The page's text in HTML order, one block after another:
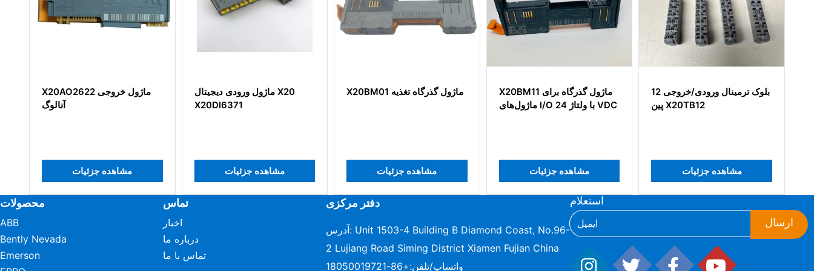
ماژول ورودی دیجیتال X20
X20DI6371
مشاهده جزئیات
X20BM01 ماژول گذرگاه تغذیه
مشاهده جزئیات
X20BM11 ماژول گذرگاه برای
مشاهده جزئیات
بلوک ترمینال ورودی/خروجی 12
پین X20TB12
مشاهده جزئیات
ماژول تغذیه 24 ولت DC
X20PS2100
مشاهده جزئیات
محصولات
ABB
Bently Nevada
Emerson
تماس
اخبار
درباره ما
تماس با ما
دفتر مرکزی
آدرس: Unit 1503-4 Building B Diamond Coast, No.96-
2 Lujiang Road Siming District Xiamen Fujian China
واتساپ/تلفن:+86-18050019721
استعلام
ارسال